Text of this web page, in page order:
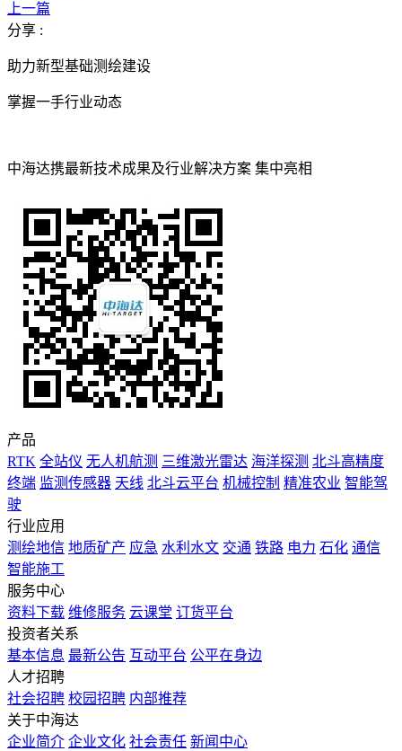
上一篇
分享 :
助力新型基础测绘建设
掌握一手行业动态
中海达携最新技术成果及行业解决方案 集中亮相
产品
RTK 全站仪 无人机航测 三维激光雷达 海洋探测 北斗高精度
终端 监测传感器 天线 北斗云平台 机械控制 精准农业 智能驾
驶
行业应用
测绘地信 地质矿产 应急 水利水文 交通 铁路 电力 石化 通信
智能施工
服务中心
资料下载 维修服务 云课堂 订货平台
投资者关系
基本信息 最新公告 互动平台 公平在身边
人才招聘
社会招聘 校园招聘 内部推荐
关于中海达
企业简介 企业文化 社会责任 新闻中心